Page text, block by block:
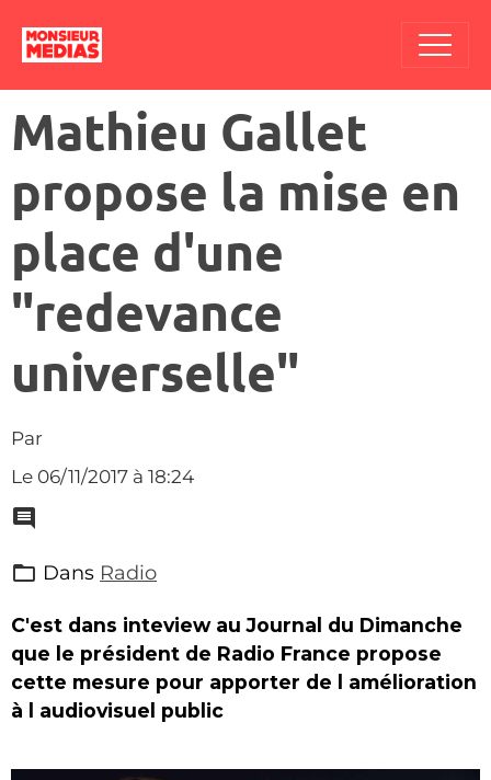
Mathieu Gallet
propose la mise en
place d'une
"redevance
universelle"
Par
Le 06/11/2017 à 18:24
Dans Radio
C'est dans inteview au Journal du Dimanche
que le président de Radio France propose
cette mesure pour apporter de l amélioration
à l audiovisuel public